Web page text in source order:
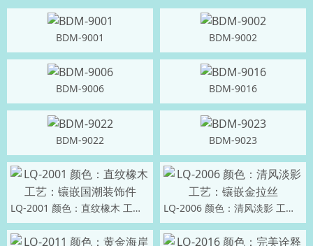
BDM-9001 BDM-9002
BDM-9006 BDM-9016
BDM-9022 BDM-9023
LQ-2001 颜色：直纹橡木 工艺：镶嵌国潮装饰件 LQ-2006 颜色：清风淡影 工艺：镶嵌金拉丝